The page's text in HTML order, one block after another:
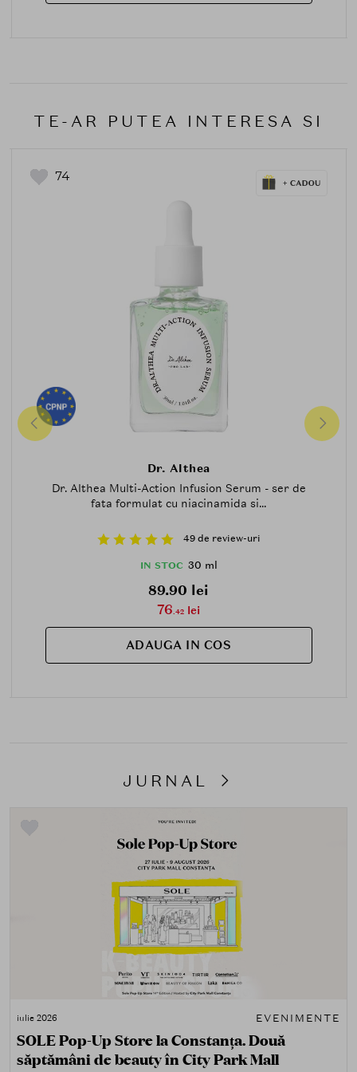
TE-AR PUTEA INTERESA SI
74
Dr. Althea
Dr. Althea Multi-Action Infusion Serum - ser de
fata formulat cu niacinamida si...
49 de review-uri
IN STOC 30 ml
89.90 lei
76.42 lei
ADAUGA IN COS
JURNAL
iulie 2026 EVENIMENTE
SOLE Pop-Up Store la Constanța. Două
săptămâni de beauty în City Park Mall